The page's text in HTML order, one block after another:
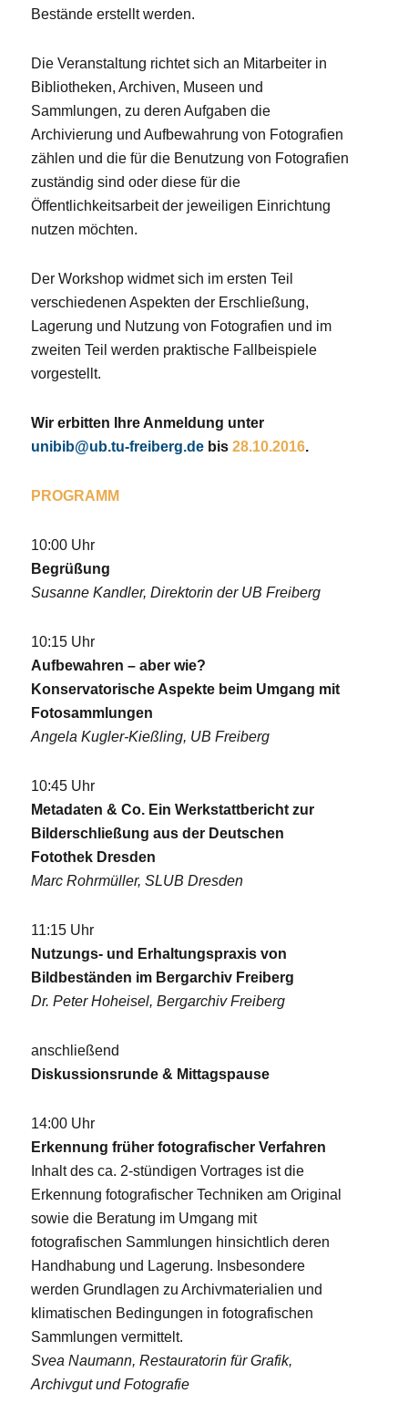
Bestände erstellt werden.
Die Veranstaltung richtet sich an Mitarbeiter in
Bibliotheken, Archiven, Museen und
Sammlungen, zu deren Aufgaben die
Archivierung und Aufbewahrung von Fotografien
zählen und die für die Benutzung von Fotografien
zuständig sind oder diese für die
Öffentlichkeitsarbeit der jeweiligen Einrichtung
nutzen möchten.
Der Workshop widmet sich im ersten Teil
verschiedenen Aspekten der Erschließung,
Lagerung und Nutzung von Fotografien und im
zweiten Teil werden praktische Fallbeispiele
vorgestellt.
Wir erbitten Ihre Anmeldung unter
unibib@ub.tu-freiberg.de bis28.10.2016.
PROGRAMM
10:00 Uhr
Begrüßung
Susanne Kandler, Direktorin der UB Freiberg
10:15 Uhr
Aufbewahren – aber wie?
Konservatorische Aspekte beim Umgang mit
Fotosammlungen
Angela Kugler-Kießling, UB Freiberg
10:45 Uhr
Metadaten & Co. Ein Werkstattbericht zur
Bilderschließung aus der Deutschen
Fotothek Dresden
Marc Rohrmüller, SLUB Dresden
11:15 Uhr
Nutzungs- und Erhaltungspraxis von
Bildbeständen im Bergarchiv Freiberg
Dr. Peter Hoheisel, Bergarchiv Freiberg
anschließend
Diskussionsrunde & Mittagspause
14:00 Uhr
Erkennung früher fotografischer Verfahren
Inhalt des ca. 2-stündigen Vortrages ist die
Erkennung fotografischer Techniken am Original
sowie die Beratung im Umgang mit
fotografischen Sammlungen hinsichtlich deren
Handhabung und Lagerung. Insbesondere
werden Grundlagen zu Archivmaterialien und
klimatischen Bedingungen in fotografischen
Sammlungen vermittelt.
Svea Naumann, Restauratorin für Grafik,
Archivgut und Fotografie